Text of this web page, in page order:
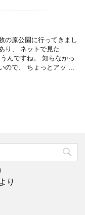
の原公園に行ってきまし
り、 ネットで見た
んですね。 知らなかっ
ので、 ちょっとアッ …
より